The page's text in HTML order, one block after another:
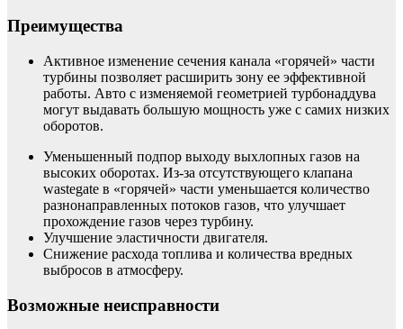
Преимущества
Активное изменение сечения канала «горячей» части
турбины позволяет расширить зону ее эффективной
работы. Авто с изменяемой геометрией турбонаддува
могут выдавать большую мощность уже с самих низких
оборотов.
Уменьшенный подпор выходу выхлопных газов на
высоких оборотах. Из-за отсутствующего клапана
wastegate в «горячей» части уменьшается количество
разнонаправленных потоков газов, что улучшает
прохождение газов через турбину.
Улучшение эластичности двигателя.
Снижение расхода топлива и количества вредных
выбросов в атмосферу.
Возможные неисправности